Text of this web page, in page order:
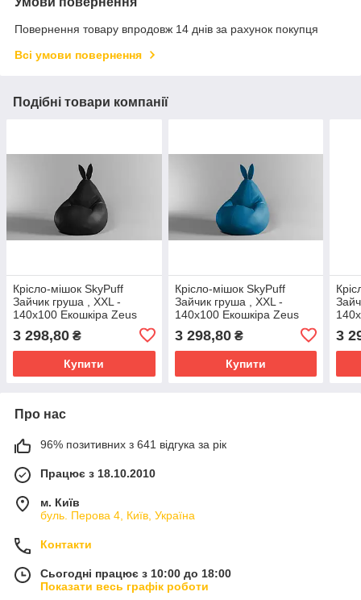
Повернення товару впродовж 14 днів за рахунок покупця
Всі умови повернення
Подібні товари компанії
Крісло-мішок SkyPuff
Зайчик груша , XXL -
140х100 Екошкіра Zeus
3 298,80 ₴
Купити
Крісло-мішок SkyPuff
Зайчик груша , XXL -
140х100 Екошкіра Zeus
3 298,80₴
Купити
3
Про нас
96% позитивних з 641 відгука за рік
Працює з 18.10.2010
м. Київ
буль. Перова 4, Київ, Україна
Контакти
Сьогодні працює з 10:00 до 18:00
Показати весь графік роботи